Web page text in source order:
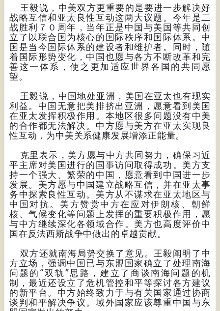
王毅说，中美双方更重要的是要进一步解决好
战略互信和亚太良性互动这两大议题。今年是二
战胜利７０周年，当年正是中国与美国等共同创
立了以联合国为核心的国际秩序和国际体系。中
国是当今国际体系的建设者和维护者。同时，随
着国际形势变化，中国也愿与各方不断改革和完
善这一体系，使之更加适应世界各国的共同愿
望。
王毅说，中国地处亚洲，美国在亚太也有现实
利益。中国无意把美排挤出亚洲，愿意看到美国
在亚太发挥积极作用。本地区很多问题没有中美
的合作都无法解决。中方愿与美方在亚太实现良
性互动，为中美关系健康发展增添正能量。
克里表示，美方愿与中方共同努力，确保习近
平主席对美国进行的国事访问取得成功。美方支
持一个强大、繁荣的中国，愿意看到中国进一步
发展。美方愿与中国建立战略互信，并在亚太事
务中探索良性互动。美方从不谋求在亚太地区与
中国对抗。美方赞赏中方在应对伊朗核、朝鲜
核、气候变化等问题上发挥的重要积极作用，愿
与中方继续深化各领域合作。美方也高度评价中
国在反法西斯战争中做出的卓越贡献。
双方还就南海局势交换了意见。王毅阐明了中
方立场，强调中国已与东盟国家确立了处理南海
问题的“双轨”思路，建立了商谈南海问题的机
制，最近还设立了危机管控和平等探讨各方建议
的新平台。中方始终致力于与有关国家通过协商
谈判和平解决争议。域外国家应该尊重中国与东